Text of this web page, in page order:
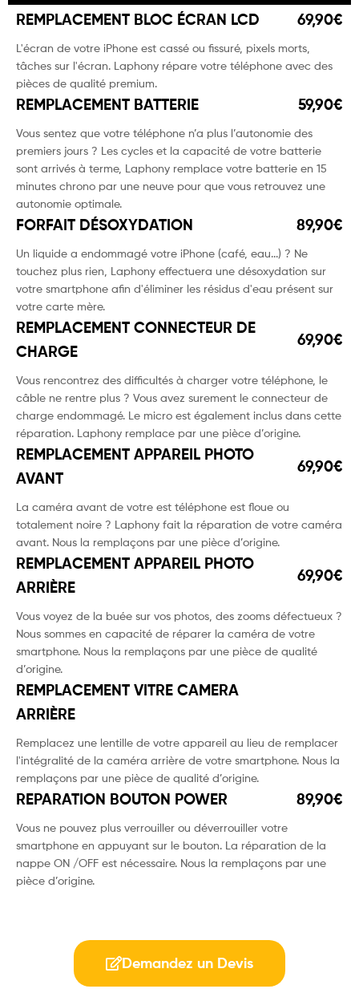
REMPLACEMENT BLOC ÉCRAN LCD 69,90€
L'écran de votre iPhone est cassé ou fissuré, pixels morts,
tâches sur l'écran. Laphony répare votre téléphone avec des
pièces de qualité premium.
REMPLACEMENT BATTERIE 59,90€
Vous sentez que votre téléphone n’a plus l’autonomie des
premiers jours ? Les cycles et la capacité de votre batterie
sont arrivés à terme, Laphony remplace votre batterie en 15
minutes chrono par une neuve pour que vous retrouvez une
autonomie optimale.
FORFAIT DÉSOXYDATION 89,90€
Un liquide a endommagé votre iPhone (café, eau...) ? Ne
touchez plus rien, Laphony effectuera une désoxydation sur
votre smartphone afin d'éliminer les résidus d'eau présent sur
votre carte mère.
REMPLACEMENT CONNECTEUR DE
CHARGE
69,90€
Vous rencontrez des difficultés à charger votre téléphone, le
câble ne rentre plus ? Vous avez surement le connecteur de
charge endommagé. Le micro est également inclus dans cette
réparation. Laphony remplace par une pièce d’origine.
REMPLACEMENT APPAREIL PHOTO
AVANT
69,90€
La caméra avant de votre est téléphone est floue ou
totalement noire ? Laphony fait la réparation de votre caméra
avant. Nous la remplaçons par une pièce d’origine.
REMPLACEMENT APPAREIL PHOTO
ARRIÈRE
69,90€
Vous voyez de la buée sur vos photos, des zooms défectueux ?
Nous sommes en capacité de réparer la caméra de votre
smartphone. Nous la remplaçons par une pièce de qualité
d’origine.
REMPLACEMENT VITRE CAMERA
ARRIÈRE
Remplacez une lentille de votre appareil au lieu de remplacer
l'intégralité de la caméra arrière de votre smartphone. Nous la
remplaçons par une pièce de qualité d’origine.
REPARATION BOUTON POWER 89,90€
Vous ne pouvez plus verrouiller ou déverrouiller votre
smartphone en appuyant sur le bouton. La réparation de la
nappe ON /OFF est nécessaire. Nous la remplaçons par une
pièce d’origine.
Demandez un Devis